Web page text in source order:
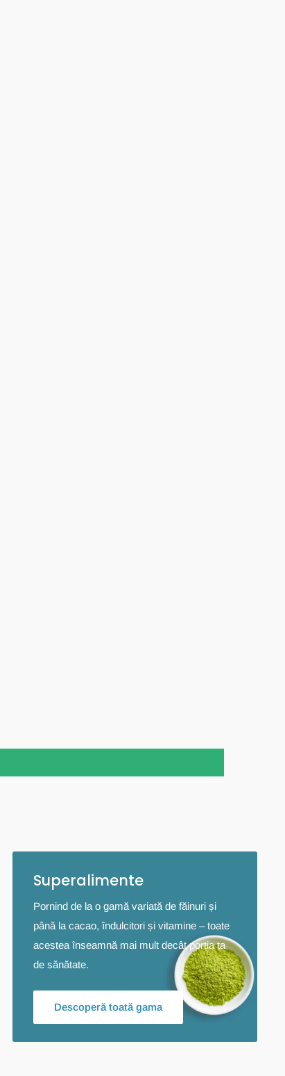
Superalimente
Pornind de la o gamă variată de făinuri și
până la cacao, îndulcitori și vitamine – toate
acestea înseamnă mai mult decât porția ta
de sănătate.
Descoperă toată gama